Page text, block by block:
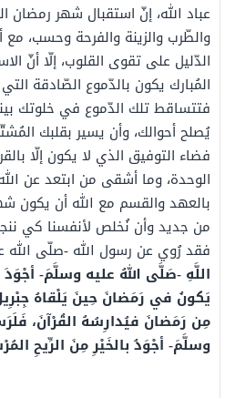
عباد الله، إنّ استقبال شهر رمضان
والطّرب والزينة والفرحة وحسب،
الدّليل على تقوى القلوب، إلّا أنّ
المُبارك يكون بالدّموع الصّادقة
فتتساقط تلك الدّموع في خلوتك
يُصلح أحوالك، وأن يسير بقلبك
فضاء التوفيق الذي لا يكون إلّا
الوحدة، وما أشقى من ابتعد عن
بالعهد والقسم مع الله أن يكون
من جديد وأن نُخلص لأنفسنا كي
فقد رُوي عن رسول الله -صلّى الله
اللَّهِ -صَلَّى اللهُ عليه وسلَّمَ-
يَكونُ في رَمَضانَ حِينَ يَلْقاهُ
مِن رَمَضانَ فيُدارِسُهُ القُرْآنَ،
وسلَّمَ- أجْوَدُ بالخَيْرِ مِنَ الرِّيحِ